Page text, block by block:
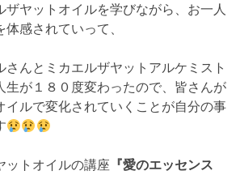
ザヤットオイルを学びながら、お一人
感されていって、
さんとミカエルザヤットアルケミスト
生が１８０度変わったので、皆さんが
イルで変化されていくことが自分の事
ットオイルの講座 『愛のエッセンス